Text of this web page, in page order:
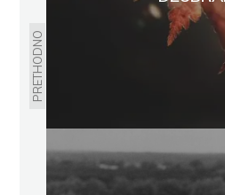
PRETHODNO